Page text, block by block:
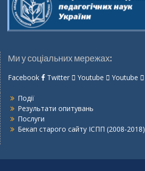
Ми у соціальних мережах:
Facebook Twitter Youtube Youtube
Події
Результати опитувань
Послуги
Бекап старого сайту ІСПП (2008-2018)